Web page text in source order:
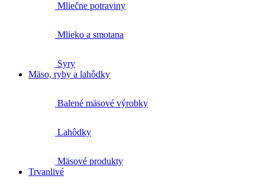
Mliečne potraviny
Mlieko a smotana
Syry
Mäso, ryby a lahôdky
Balené mäsové výrobky
Lahôdky
Mäsové produkty
Trvanlivé